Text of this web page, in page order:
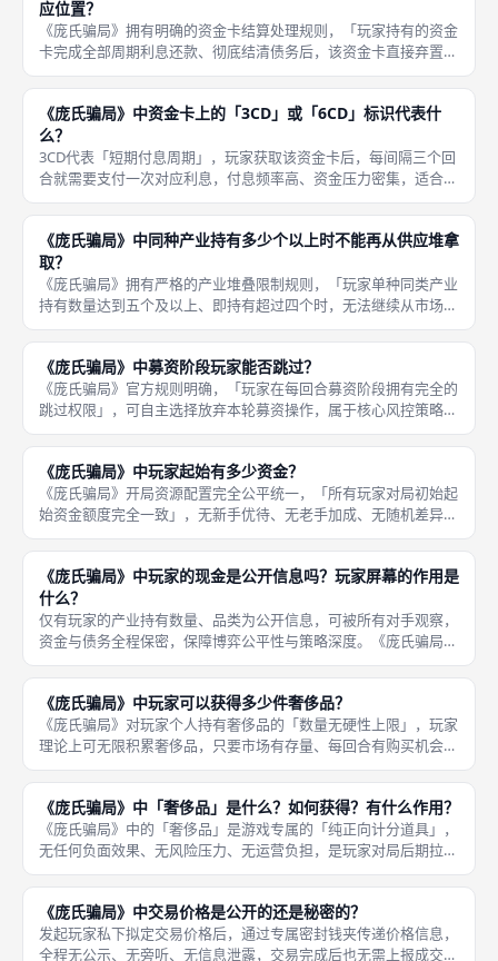
应位置？
《庞氏骗局》拥有明确的资金卡结算处理规则，「玩家持有的资金
卡完成全部周期利息还款、彻底结清债务后，该资金卡直接弃置作
废」，进入弃牌堆永久清除，不会放回市场供应区域、不会重复利
用、不会再次产生利息，彻底终结该笔债务的压力，是玩家减负解
压的核心
《庞氏骗局》中资金卡上的「3CD」或「6CD」标识代表什
么？
3CD代表「短期付息周期」，玩家获取该资金卡后，每间隔三个回
合就需要支付一次对应利息，付息频率高、资金压力密集，适合短
期快速套利、快速扩张、速战速决的激进运营打法，优势是即时到
手资金充足，劣势是后期债务叠加快、崩盘风险高。《庞氏骗局》
资金卡
《庞氏骗局》中同种产业持有多少个以上时不能再从供应堆拿
取？
《庞氏骗局》拥有严格的产业堆叠限制规则，「玩家单种同类产业
持有数量达到五个及以上、即持有超过四个时，无法继续从市场供
应堆拿取该类产业」，硬性限制单一产业无脑堆叠，倒逼玩家多元
化收集各类行业资产，优化自身得分结构，避免玩法固化、套路单
一，丰富
《庞氏骗局》中募资阶段玩家能否跳过？
《庞氏骗局》官方规则明确，「玩家在每回合募资阶段拥有完全的
跳过权限」，可自主选择放弃本轮募资操作，属于核心风控策略之
一，是玩家调节债务压力、规避熊市风险、优化资产结构的关键手
段，新手容易忽略该机制，盲目募资导致债务堆积、后期崩盘。募
资跳过无
《庞氏骗局》中玩家起始有多少资金？
《庞氏骗局》开局资源配置完全公平统一，「所有玩家对局初始起
始资金额度完全一致」，无新手优待、无老手加成、无随机差异，
从根源保障成都桌游线下对局的公平公正，杜绝开局资源差距，让
胜负完全取决于玩家的运营策略、风控能力与博弈思路，而非初始
资源优劣
《庞氏骗局》中玩家的现金是公开信息吗？玩家屏幕的作用是
什么？
仅有玩家的产业持有数量、品类为公开信息，可被所有对手观察，
资金与债务全程保密，保障博弈公平性与策略深度。《庞氏骗局》
严格区分公开信息与私密信息，「玩家手中的现金余额、未到期债
务、持有资金卡明细均为绝对私密信息」，其余玩家无法查看、无
法预判，
《庞氏骗局》中玩家可以获得多少件奢侈品？
《庞氏骗局》对玩家个人持有奢侈品的「数量无硬性上限」，玩家
理论上可无限积累奢侈品，只要市场有存量、每回合有购买机会，
即可持续购入、叠加计分道具，无持有数量封顶、无品类限制、无
叠加惩罚，是玩家后期持续拉高总分的核心渠道，也是长线运营的
核心收益
《庞氏骗局》中「奢侈品」是什么？如何获得？有什么作用？
《庞氏骗局》中的「奢侈品」是游戏专属的「纯正向计分道具」，
无任何负面效果、无风险压力、无运营负担，是玩家对局后期拉开
分差、逆袭翻盘的核心关键道具，和产业得分共同构成游戏完整计
分体系，对最终胜负起到决定性作用，也是高阶玩家冲分的核心重
点。奢侈
《庞氏骗局》中交易价格是公开的还是秘密的？
发起玩家私下拟定交易价格后，通过专属密封钱夹传递价格信息，
全程无公示、无旁听、无信息泄露，交易完成后也无需上报成交金